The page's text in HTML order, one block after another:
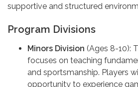
supportive and structured
Program Divisions
Minors Division (Ages 8-10):
focuses on teaching
and sportsmanship. Players
opportunity to experience